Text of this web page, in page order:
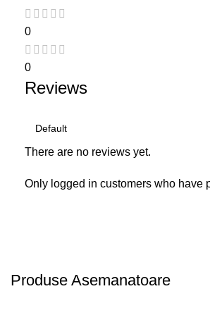
0
0
Reviews
There are no reviews yet.
Only logged in customers who have
Produse Asemanatoare